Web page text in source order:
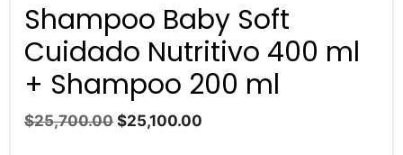
Shampoo Baby Soft
Cuidado Nutritivo 400 ml
+ Shampoo 200 ml
$25,700.00 El
$25,100.00